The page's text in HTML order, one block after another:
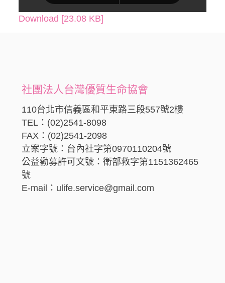
Download [23.08 KB]
社團法人台灣優質生命協會
110台北市信義區和平東路三段557號2樓
TEL：(02)2541-8098
FAX：(02)2541-2098
立案字號：台內社字第0970110204號
公益勸募許可文號：衛部救字第1151362465
號
E-mail：ulife.service@gmail.com